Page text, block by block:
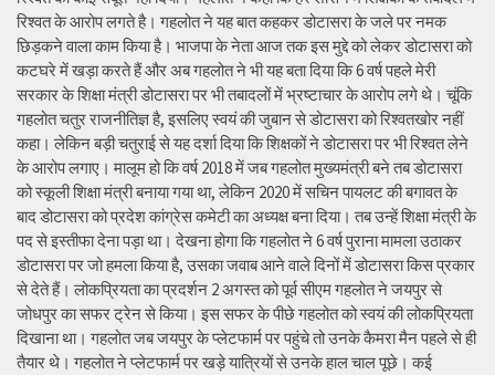
रिश्वत के आरोप लगते है। गहलोत ने यह बात कहकर डोटासरा के जले पर नमक
छिड़कने वाला काम किया है। भाजपा के नेता आज तक इस मुद्दे को लेकर डोटासरा को
कटघरे में खड़ा करते हैं और अब गहलोत ने भी यह बता दिया कि 6 वर्ष पहले मेरी
सरकार के शिक्षा मंत्री डोटासरा पर भी तबादलों में भ्रष्टाचार के आरोप लगे थे। चूंकि
गहलोत चतुर राजनीतिज्ञ है, इसलिए स्वयं की जुबान से डोटासरा को रिश्वतखोर नहीं
कहा। लेकिन बड़ी चतुराई से यह दर्शा दिया कि शिक्षकों ने डोटासरा पर भी रिश्वत लेने
के आरोप लगाए। मालूम हो कि वर्ष 2018 में जब गहलोत मुख्यमंत्री बने तब डोटासरा
को स्कूली शिक्षा मंत्री बनाया गया था, लेकिन 2020 में सचिन पायलट की बगावत के
बाद डोटासरा को प्रदेश कांग्रेस कमेटी का अध्यक्ष बना दिया। तब उन्हें शिक्षा मंत्री के
पद से इस्तीफा देना पड़ा था। देखना होगा कि गहलोत ने 6 वर्ष पुराना मामला उठाकर
डोटासरा पर जो हमला किया है, उसका जवाब आने वाले दिनों में डोटासरा किस प्रकार
से देते हैं। लोकप्रियता का प्रदर्शन 2 अगस्त को पूर्व सीएम गहलोत ने जयपुर से
जोधपुर का सफर ट्रेन से किया। इस सफर के पीछे गहलोत को स्वयं की लोकप्रियता
दिखाना था। गहलोत जब जयपुर के प्लेटफार्म पर पहुंचे तो उनके कैमरा मैन पहले से ही
तैयार थे। गहलोत ने प्लेटफार्म पर खड़े यात्रियों से उनके हाल चाल पूछे। कई